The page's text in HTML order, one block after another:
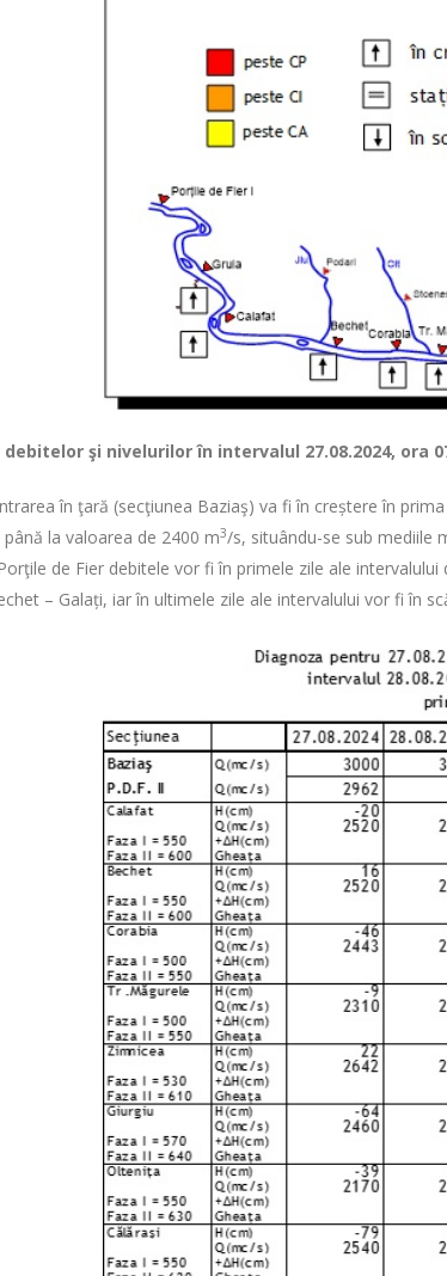
debitelor şi nivelurilorîn intervalul 27.08.2024, ora
în ţară (secţiunea Baziaş) va fi în creștere în
la valoarea de 2400 m3/s, situându-se sub mediile
de Fier debitele vor fi în primele zile ale
– Galați, iar în ultimele zile ale intervalului vor fi în